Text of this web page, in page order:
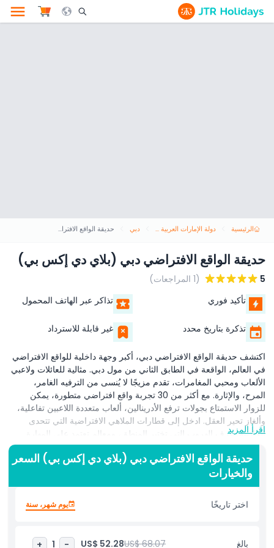
Search Opener Icon
الرئيسية دولة الإمارات العربية المتحدة دبي حديقة الواقع الافتراضي دبي (بلاي دي إكس بي)
حديقة الواقع الافتراضي دبي (بلاي دي إكس بي)
5
(1 المراجعات)
تأكيد فوري
تذاكر عبر الهاتف المحمول
تذكرة بتاريخ محدد غير قابلة للاسترداد
اكتشف حديقة الواقع الافتراضي دبي، أكبر وجهة داخلية للواقع الافتراضي
في العالم، الواقعة في الطابق الثاني من مول دبي. مثالية للعائلات ولاعبي
الألعاب ومحبي المغامرات، تقدم مزيجًا لا يُنسى من الترفيه الغامر،
المرح، والإثارة. مع أكثر من 30 تجربة واقع افتراضي متطورة، يمكن
للزوار الاستمتاع بجولات ترفع الأدرينالين، ألعاب متعددة اللاعبين تفاعلية،
وألغاز تحير العقل. ادخل إلى قطارات الملاهي الافتراضية التي تتحدى
الجاذبية، غرف الهروب التي تختبر المنطق، ومعالم تعتمد على المهارة
مصممة لاختبار حواسك. موزعة على مستويين واسعَين، يلبي Play DXB
جميع الاهتمامات، من مغامرات حافلة بالإثارة إلى رحلات تعليمية عبر
الفضاء والتاريخ والعلوم. يمكن للأطفال والبالغين على حد سواء استكشاف
محاكيات تفاعلية، والتعلم عبر تجارب تعليمية مشوقة، والشعور بإثارة
مغامرات الواقع الافتراضي المثيرة. سواء كنت تبحث عن ترفيه عائلي،
متعة عالية التقنية، أو جرعة من الأدرينالين، تقدم حديقة الواقع الافتراضي
حواسك، وادخل عالماً حيث يجتمع الابتكار والترفيه في وجهة لا تُنسى.
اقرأ المزيد
حديقة الواقع الافتراضي دبي (بلاي دي إكس بي) السعر
والخيارات
اختر تاريخًا يوم شهر، سنة
بالغ US$ 68.07
US$ 52.28
-
1
+